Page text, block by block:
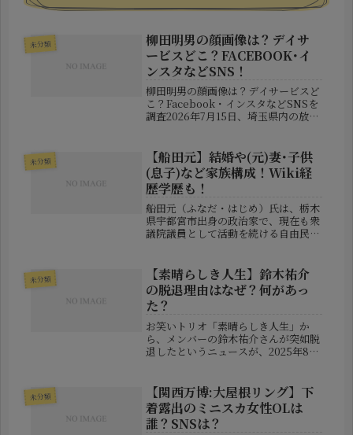
未分類
柳田明男の顔画像は？デイサ
ービスどこ？FACEBOOK･イ
ンスタなどSNS！
柳田明男の顔画像は？デイサービスど
こ？Facebook・インスタなどSNSを
調査2026年7月15日、埼玉県内の放課
目を集めています。報道によると、施
設職員の柳田明男容疑者...
未分類
【船田元】結婚や(元)妻･子供
(息子)など家族構成！Wiki経
歴学歴も！
船田元（ふなだ・はじめ）氏は、栃木
県宇都宮市出身の政治家で、現在も衆
議院議員として活動を続ける自由民主
選して以来、数々の重要ポストを歴任
してきました。そのルーツには、...
未分類
【素晴らしき人生】鈴木祐介
の脱退理由はなぜ？何があっ
た？
お笑いトリオ「素晴らしき人生」か
ら、メンバーの鈴木祐介さんが突如脱
退したというニュースが、2025年8月
回は、松竹芸能が公式に発表した内容
をもとに、鈴木祐介さんの脱退に関...
未分類
【関西万博:大屋根リング】下
着露出のミニスカ女性OLは
誰？SNSは？